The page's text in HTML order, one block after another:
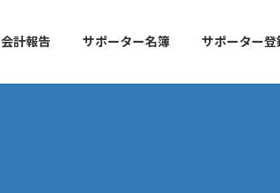
会計報告 サポーター名簿 サポーター登